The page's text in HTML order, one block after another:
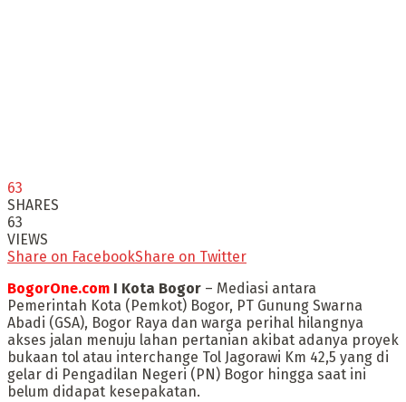
63
SHARES
63
VIEWS
Share on FacebookShare on Twitter
BogorOne.com I Kota Bogor – Mediasi antara
Pemerintah Kota (Pemkot) Bogor, PT Gunung Swarna
Abadi (GSA), Bogor Raya dan warga perihal hilangnya
akses jalan menuju lahan pertanian akibat adanya proyek
bukaan tol atau interchange Tol Jagorawi Km 42,5 yang di
gelar di Pengadilan Negeri (PN) Bogor hingga saat ini
belum didapat kesepakatan.